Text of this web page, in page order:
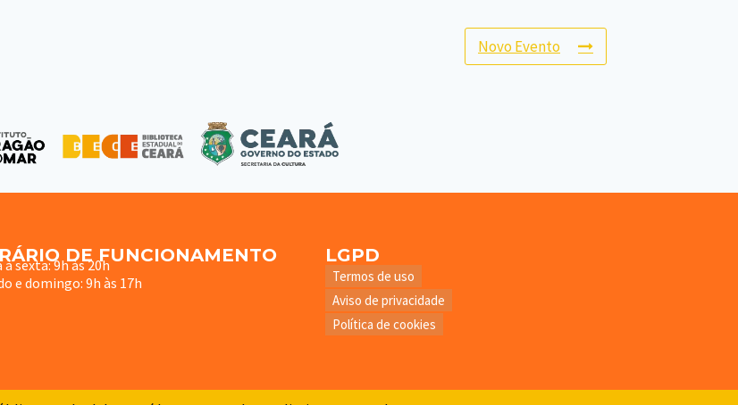
Novo Evento
DE FUNCIONAMENTO
à sexta: 9h às 20h
e domingo: 9h às 17h
LGPD
Termos de uso
Aviso de privacidade
Política de cookies